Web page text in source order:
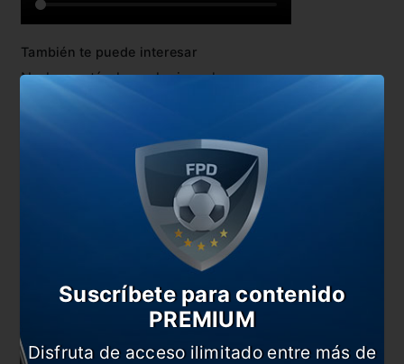
También te puede interesar
No hay artículos relacionados.
Dejá tu opinión acá!
Nombre
Suscríbete para contenido
PREMIUM
Disfruta de acceso ilimitado entre más de